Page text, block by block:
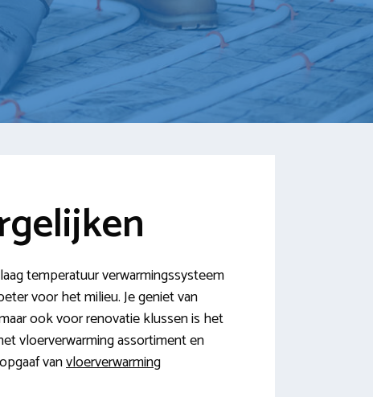
temperatuur verwarmingssysteem
voor het milieu. Je geniet van
ook voor renovatie klussen is het
vloerverwarming assortiment en
vanvloerverwarming